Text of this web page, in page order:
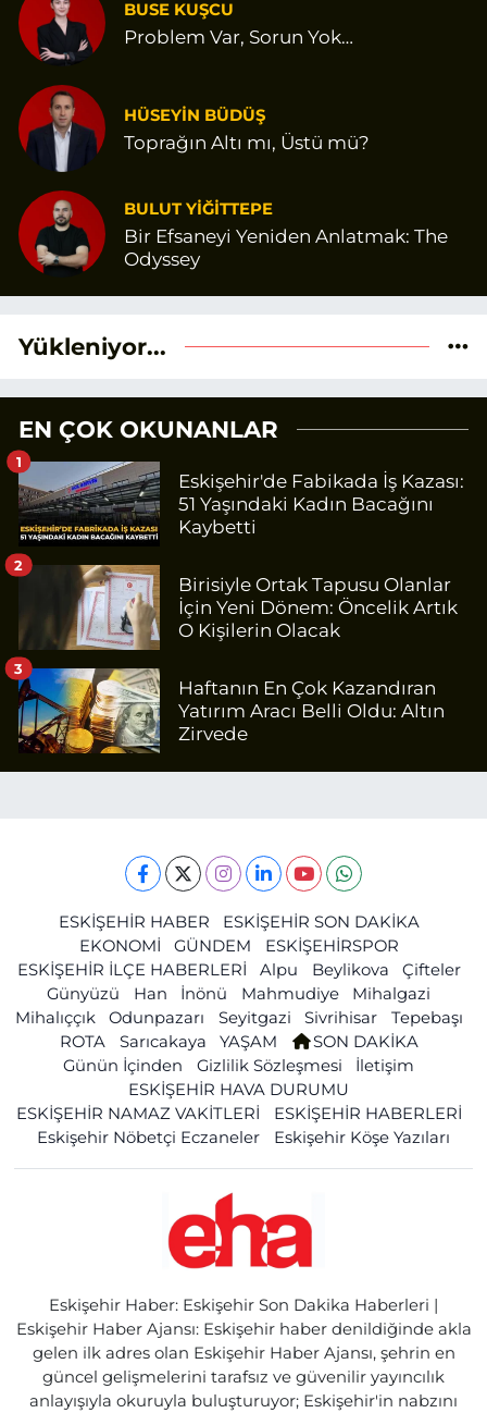
BUSE KUŞCU
Problem Var, Sorun Yok…
HÜSEYİN BÜDÜŞ
Toprağın Altı mı, Üstü mü?
BULUT YİĞİTTEPE
Bir Efsaneyi Yeniden Anlatmak: The
Odyssey
Yükleniyor...
EN ÇOK OKUNANLAR
Eskişehir'de Fabikada İş Kazası:
51 Yaşındaki Kadın Bacağını
Kaybetti
1
Birisiyle Ortak Tapusu Olanlar
İçin Yeni Dönem: Öncelik Artık
O Kişilerin Olacak
2
Haftanın En Çok Kazandıran
Yatırım Aracı Belli Oldu: Altın
Zirvede
3
ESKİŞEHİR HABER
ESKİŞEHİR SON DAKİKA
EKONOMİ
GÜNDEM
ESKİŞEHİRSPOR
ESKİŞEHİR İLÇE HABERLERİ
Alpu Beylikova
Çifteler
Günyüzü
Han İnönü Mahmudiye
Mihalgazi
Mihalıççık
Odunpazarı Seyitgazi Sivrihisar
Tepebaşı
ROTA
Sarıcakaya YAŞAM
SON DAKİKA
Günün İçinden
Gizlilik Sözleşmesi
İletişim
ESKİŞEHİR HAVA DURUMU
ESKİŞEHİR NAMAZ VAKİTLERİ
ESKİŞEHİR HABERLERİ
Eskişehir Nöbetçi Eczaneler
Eskişehir Köşe Yazıları
Eskişehir Haber: Eskişehir Son Dakika Haberleri |
Eskişehir Haber Ajansı: Eskişehir haber denildiğinde akla
gelen ilk adres olan Eskişehir Haber Ajansı, şehrin en
güncel gelişmelerini tarafsız ve güvenilir yayıncılık
anlayışıyla okuruyla buluşturuyor; Eskişehir'in nabzını